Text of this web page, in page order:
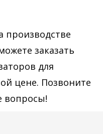
производстве
заказать
для
цене. Позвоните
вопросы!